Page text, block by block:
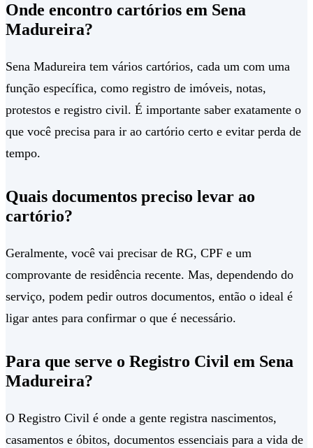
Onde encontro cartórios em Sena
Madureira?
Sena Madureira tem vários cartórios, cada um com uma
função específica, como registro de imóveis, notas,
protestos e registro civil. É importante saber exatamente o
que você precisa para ir ao cartório certo e evitar perda de
tempo.
Quais documentos preciso levar ao
cartório?
Geralmente, você vai precisar de RG, CPF e um
comprovante de residência recente. Mas, dependendo do
serviço, podem pedir outros documentos, então o ideal é
ligar antes para confirmar o que é necessário.
Para que serve o Registro Civil em Sena
Madureira?
O Registro Civil é onde a gente registra nascimentos,
casamentos e óbitos, documentos essenciais para a vida de